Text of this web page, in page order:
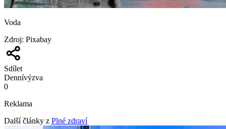
Voda
Zdroj: Pixabay
Sdílet
Dennívýzva
0
Reklama
Další články z Plné zdraví